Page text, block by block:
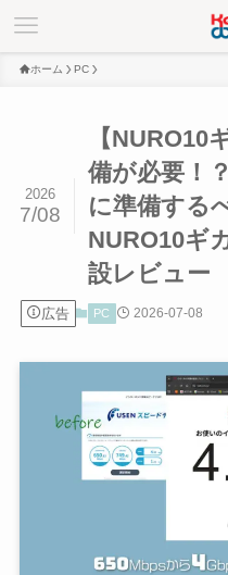
ホーム PC
【NURO10
備が必要！
に準備する
NURO10ギ
設レビュー
2026
7/08
広告 PC 2026-07-08